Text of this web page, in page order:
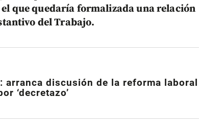
que quedaría formalizada una relación
del Trabajo.
arranca discusión de la reforma laboral
‘decretazo’